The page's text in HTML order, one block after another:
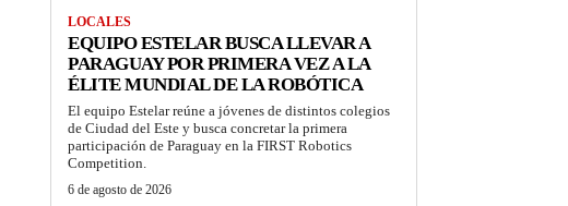
LOCALES
EQUIPO ESTELAR BUSCA LLEVAR A
PARAGUAY POR PRIMERA VEZ A LA
ÉLITE MUNDIAL DE LA ROBÓTICA
El equipo Estelar reúne a jóvenes de distintos colegios
de Ciudad del Este y busca concretar la primera
participación de Paraguay en la FIRST Robotics
Competition.
6 de agosto de 2026